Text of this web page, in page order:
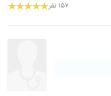
۱۵۷ نفر